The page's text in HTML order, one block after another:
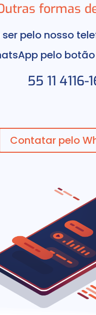
formas
pelo nosso
pelo
55 11 4116-
Contatar pelo